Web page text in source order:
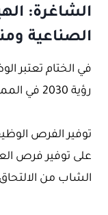
الشاغرة:
الصناعية
في الختام تعتبر
رؤية 2030 في المملكة العربية السعودية، وأهم محاورها
توفير الفرص
على توفير فرص
الشاب من